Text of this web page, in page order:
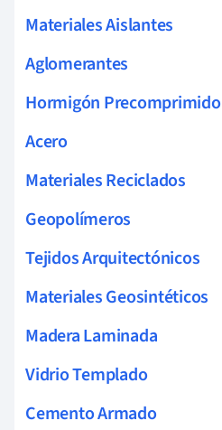
Materiales Aislantes
Aglomerantes
Hormigón Precomprimido
Acero
Materiales Reciclados
Geopolímeros
Tejidos Arquitectónicos
Materiales Geosintéticos
Madera Laminada
Vidrio Templado
Cemento Armado